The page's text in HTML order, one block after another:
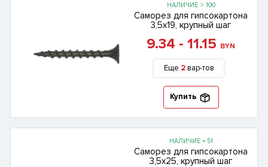
НАЛИЧИЕ > 100
Саморез для гипсокартона
3,5х19, крупный шаг
9.34 - 11.15 BYN
Еще 2 вар-тов
Купить
НАЛИЧИЕ = 51
Саморез для гипсокартона
3,5х25, крупный шаг